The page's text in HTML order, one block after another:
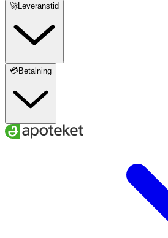
🚀Leveranstid
💳Betalning